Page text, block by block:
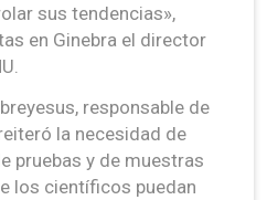
sus tendencias»,
en Ginebra el director
responsable de
la necesidad de
pruebas y de muestras
los científicos puedan